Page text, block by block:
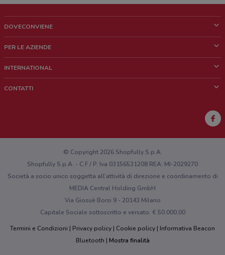
DOVECONVIENE
Chi siamo
Lavora con noi
PER LE AZIENDE
Richieste commerciali e marketing
INTERNATIONAL
CONTATTI
Hai un malfunzionamento sul web o sull'app?
© Copyright 2026 Shopfully S.p.A.
Shopfully S.p.A. - C.F / P. Iva 03156531208 REA: MI-2029270
Società a socio unico soggetta all’attività di direzione e coordinamento di
MEDIA Central Holding GmbH
Via Giosuè Borsi 9 - 20143 Milano
Capitale Sociale sottoscritto e versato: € 50.000,00
Termini e Condizioni
Privacy policy Cookie policy
Informativa Beacon
Bluetooth
Mostra finalità